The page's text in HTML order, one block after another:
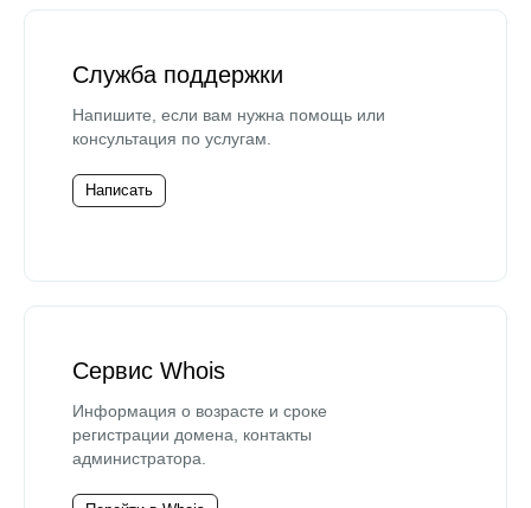
Служба поддержки
Напишите, если вам нужна помощь или
консультация по услугам.
Написать
Сервис Whois
Информация о возрасте и сроке
регистрации домена, контакты
администратора.